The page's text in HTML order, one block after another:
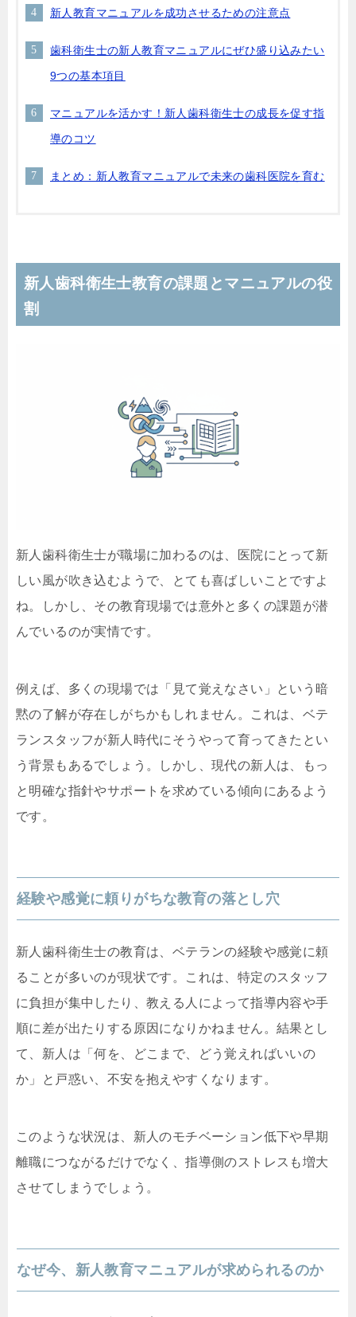
新人教育マニュアルを成功させるための注意点
歯科衛生士の新人教育マニュアルにぜひ盛り込みたい
9つの基本項目
マニュアルを活かす！新人歯科衛生士の成長を促す指
導のコツ
まとめ：新人教育マニュアルで未来の歯科医院を育む
新人歯科衛生士教育の課題とマニュアルの役
割
新人歯科衛生士が職場に加わるのは、医院にとって新
しい風が吹き込むようで、とても喜ばしいことですよ
ね。しかし、その教育現場では意外と多くの課題が潜
んでいるのが実情です。
例えば、多くの現場では「見て覚えなさい」という暗
黙の了解が存在しがちかもしれません。これは、ベテ
ランスタッフが新人時代にそうやって育ってきたとい
う背景もあるでしょう。しかし、現代の新人は、もっ
と明確な指針やサポートを求めている傾向にあるよう
です。
経験や感覚に頼りがちな教育の落とし穴
新人歯科衛生士の教育は、ベテランの経験や感覚に頼
ることが多いのが現状です。これは、特定のスタッフ
に負担が集中したり、教える人によって指導内容や手
順に差が出たりする原因になりかねません。結果とし
て、新人は「何を、どこまで、どう覚えればいいの
か」と戸惑い、不安を抱えやすくなります。
このような状況は、新人のモチベーション低下や早期
離職につながるだけでなく、指導側のストレスも増大
させてしまうでしょう。
なぜ今、新人教育マニュアルが求められるのか